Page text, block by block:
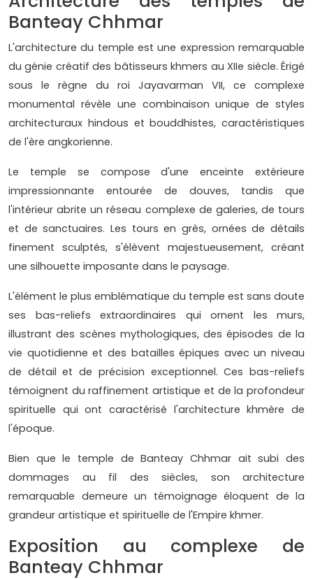
Banteay Chhmar
L'architecture du temple est une expression remarquable
du génie créatif des bâtisseurs khmers au XIIe siècle. Érigé
sous le règne du roi Jayavarman VII, ce complexe
monumental révèle une combinaison unique de styles
architecturaux hindous et bouddhistes, caractéristiques
de l'ère angkorienne.
Le temple se compose d'une enceinte extérieure
impressionnante entourée de douves, tandis que
l'intérieur abrite un réseau complexe de galeries, de tours
et de sanctuaires. Les tours en grès, ornées de détails
finement sculptés, s'élèvent majestueusement, créant
une silhouette imposante dans le paysage.
L'élément le plus emblématique du temple est sans doute
ses bas-reliefs extraordinaires qui ornent les murs,
illustrant des scènes mythologiques, des épisodes de la
vie quotidienne et des batailles épiques avec un niveau
de détail et de précision exceptionnel. Ces bas-reliefs
témoignent du raffinement artistique et de la profondeur
spirituelle qui ont caractérisé l'architecture khmère de
l'époque.
Bien que le temple de Banteay Chhmar ait subi des
dommages au fil des siècles, son architecture
remarquable demeure un témoignage éloquent de la
grandeur artistique et spirituelle de l'Empire khmer.
Exposition au complexe de
Banteay Chhmar